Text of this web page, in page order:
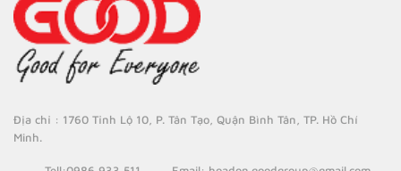
Địa chỉ : 1760 Tỉnh Lộ 10, P. Tân Tạo, Quận Bình Tân, TP. Hồ Chí
Minh.